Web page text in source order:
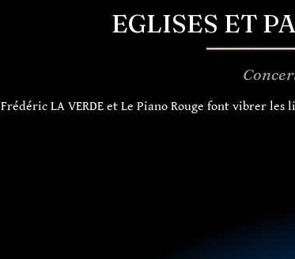
EGLISES ET
Frédéric LA VERDE et Le Piano Rouge font vibrer